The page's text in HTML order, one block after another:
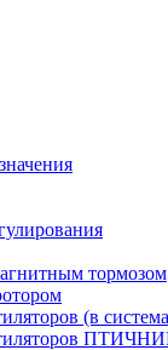
тормозом
(в